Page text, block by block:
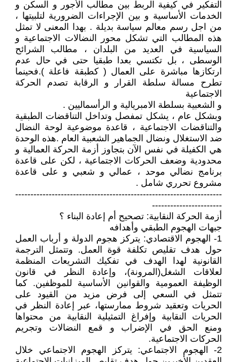
التفكير في كيفية الربط بين مطالب الأجور و السكن و
الخدمات الأساسية و بين الإجراءات الضرورية لتلبيتها ،
من اجل رسم معالم سياسة بديلة . بهدا المعنى لا تمثل
هذه المطالب التي تشكل محور النضالات الاجتماعية و
السياسية في العديد من البلدان ، مطالب الشرائح
الوسطى ، بل تكتسي بعدا طبقيا حتى في حال عدم
ارتكازها مباشرة على العمال ( كطبقة فاعلة ).فحينما
تطرح مسالة سلطة القرار و الرقابة تصدم الحركة
الاجتماعية
و الشعبية بسلطة الامبريالية و الرأسماليين .
وبشكل عام ، يشكل تمفصل وتداخل التناقضات الطبقية
والتناقضات الاجتماعية ، قاعدة موضوعية لوحة النضال
ضد الاستغلال ونضال الجماهير الشعبية العام .هذه الوحدة
هي الكفيلة في نفس الآن بتجاوز أزمة الحركة العمالية و
محدودية وضعف الحركات الاجتماعية ، لكن على قاعدة
برنامج نضالي موحد ، عمالي و شعبي و على قاعدة
مشروع تحرري شامل .
--------------------------------------------------------------------
-----------------------
أزمة الحركة النقابية: تصحيح أم إعادة البناء ؟
جبهات الهجوم الطبقي وأهدافه
1- الهجوم الاقتصادي: يتركز هجوم الدولة و أرباب العمل
حول هدف تقليص تكلفة قوة العمل. وتتمثل الترجمة
القانونية لهدا الهدف في تفكيك التشريعات المنظمة
لعلاقات الشغل(المرونة)، وإعادة النظر في قانون
الوظيفة العمومية والقوانين الأساسية للموظفين. كما
تتمثل في السعي إلى فرض مزيد من القيود على
الحريات وتعقيد شروط ممارستها، عبر إعادة النظر في
الحريات النقابية وإفراغ التمثيلية النقابية من محتواها
ومنع الحق في الإضراب و قمع النضالات وتجريم
الحركات الاجتماعية.
2- الهجوم الاجتماعي: يتركز الهجوم الاجتماعي خلال